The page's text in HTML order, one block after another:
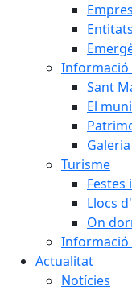
Informació
Sant
El
Turisme
Festes
Llocs
On
Informació
Actualitat
Notícies